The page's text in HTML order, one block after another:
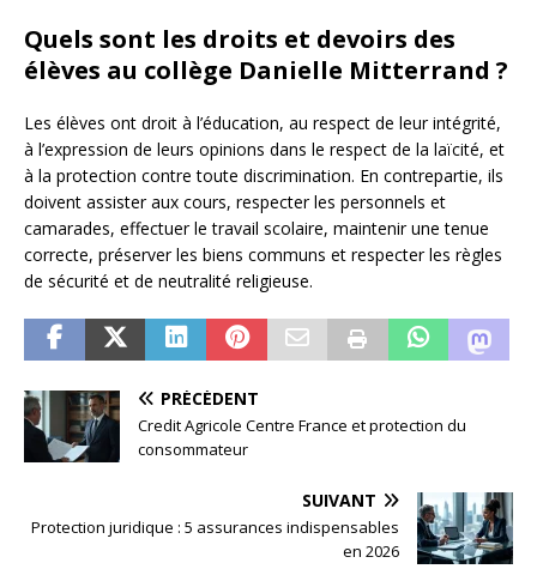
Quels sont les droits et devoirs des
élèves au collège Danielle Mitterrand ?
Les élèves ont droit à l’éducation, au respect de leur intégrité,
à l’expression de leurs opinions dans le respect de la laïcité, et
à la protection contre toute discrimination. En contrepartie, ils
doivent assister aux cours, respecter les personnels et
camarades, effectuer le travail scolaire, maintenir une tenue
correcte, préserver les biens communs et respecter les règles
de sécurité et de neutralité religieuse.
PRÉCÉDENT
Credit Agricole Centre France et protection du
consommateur
SUIVANT
Protection juridique : 5 assurances indispensables
en 2026